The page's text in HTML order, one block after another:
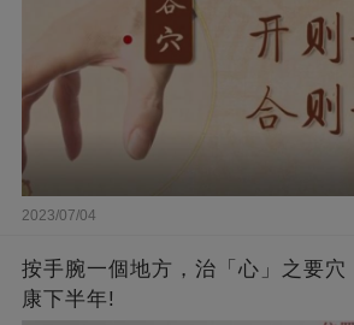
2023/07/04
按手腕一個地方，治「心」之要穴
康下半年!